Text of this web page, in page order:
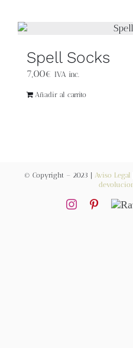
Spell Socks
7,00€ IVA inc.
Añadir al carrito
© Copyright – 2023 | Aviso Legal